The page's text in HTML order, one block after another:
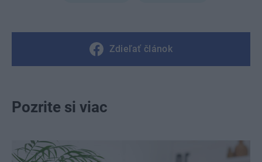
Zdieľať článok
Pozrite si viac